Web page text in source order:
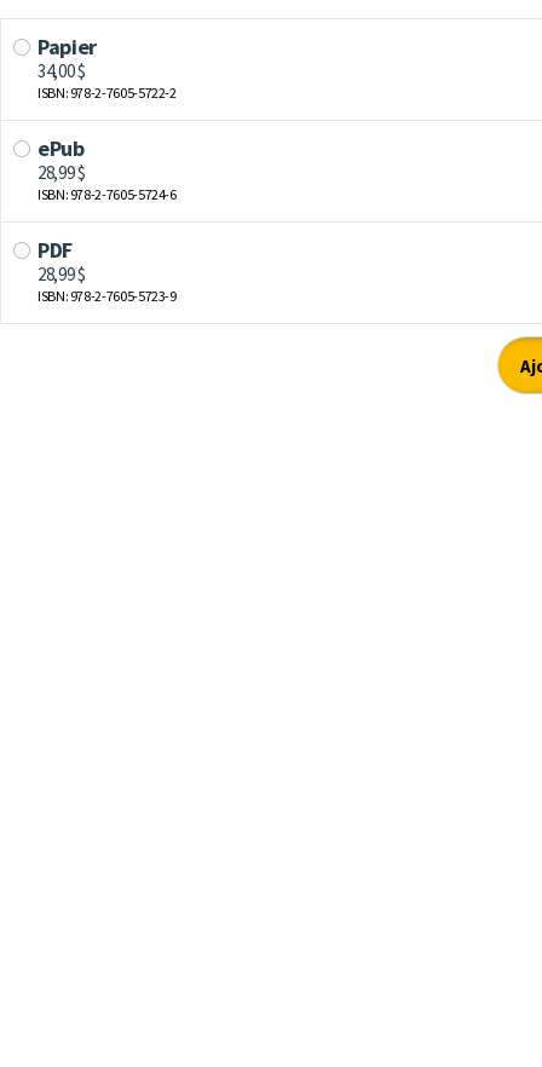
Papier
34,00 $
ISBN: 978-2-7605-5722-2
ePub
28,99 $
ISBN: 978-2-7605-5724-6
PDF
28,99 $
ISBN: 978-2-7605-5723-9